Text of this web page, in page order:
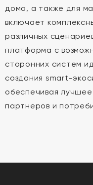
дома, а также для
включает
различных
платформа с
сторонних систем
создания smart-
обеспечивая
партнеров и